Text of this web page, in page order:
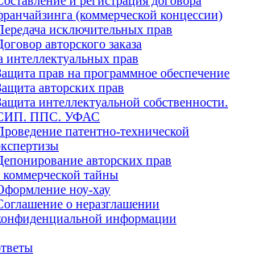
(коммерческой концессии)
исключительных прав
авторского заказа
интеллектуальных прав
прав на программное обеспечение
авторских прав
интеллектуальной собственности.
ППС. УФАС
патентно-технической
авторских прав
тайны
ноу-хау
о неразглашении
информации